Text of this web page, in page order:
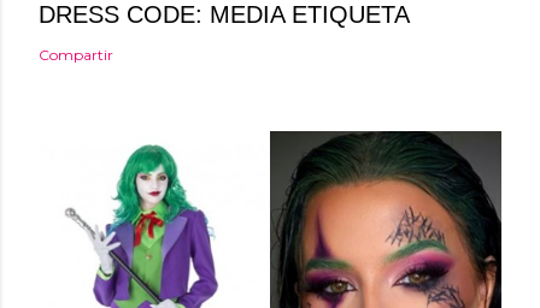
DRESS CODE: MEDIA ETIQUETA
Compartir